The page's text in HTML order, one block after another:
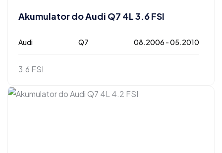
Akumulator do Audi Q7 4L 3.6 FSI
Audi Q7 08.2006 - 05.2010
3.6 FSI